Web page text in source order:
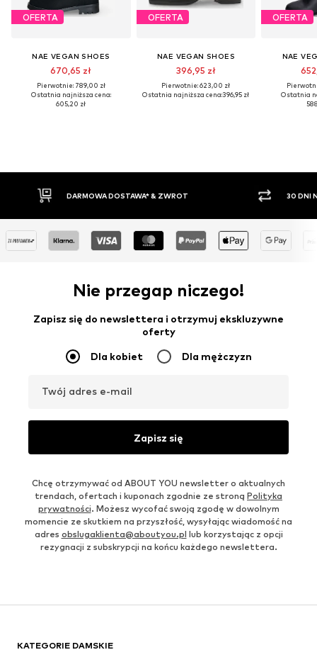
OFERTA
NAE VEGAN SHOES
670,65 zł
Pierwotnie: 789,00 zł
Ostatnia najniższa cena:
605,20 zł
OFERTA
NAE VEGAN SHOES
396,95 zł
Pierwotnie: 623,00 zł
Ostatnia najniższa cena:396,95 zł
OFERTA
NAE
Ostatnia
DARMOWA DOSTAWA* & ZWROT 30 DNI
Nie przegap niczego!
Zapisz się do newslettera i otrzymuj ekskluzywne
oferty
Dla kobiet Dla mężczyzn
Twój adres e-mail
Zapisz się
Chcę otrzymywać od ABOUT YOU newsletter o aktualnych
trendach, ofertach i kuponach zgodnie ze stroną Polityka
prywatności. Możesz wycofać swoją zgodę w dowolnym
momencie ze skutkiem na przyszłość, wysyłając wiadomość na
adres obslugaklienta@aboutyou.pl lub korzystając z opcji
rezygnacji z subskrypcji na końcu każdego newslettera.
KATEGORIE DAMSKIE